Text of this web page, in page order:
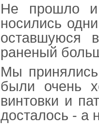
Не прошло и
носились
оставшуюся
раненый
Мы
были очень
винтовки и
досталось - а